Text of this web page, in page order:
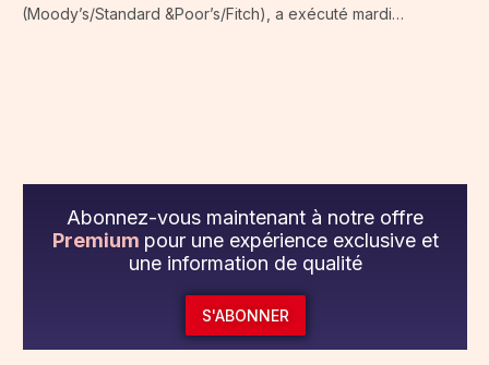
(Moody’s/Standard &Poor’s/Fitch), a exécuté mardi…
Abonnez-vous maintenant à notre offre
Premium pour une expérience exclusive et
une information de qualité
S'ABONNER